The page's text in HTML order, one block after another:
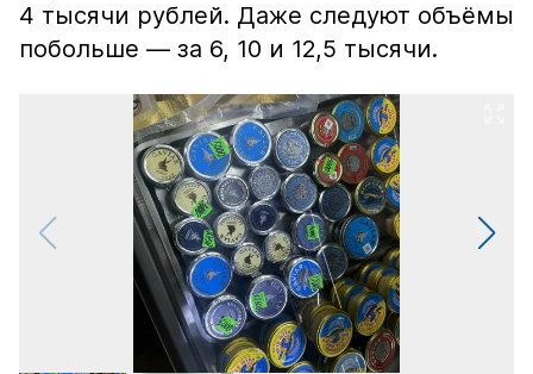
4 тысячи рублей. Даже следуют объёмы
побольше — за 6, 10 и 12,5 тысячи.